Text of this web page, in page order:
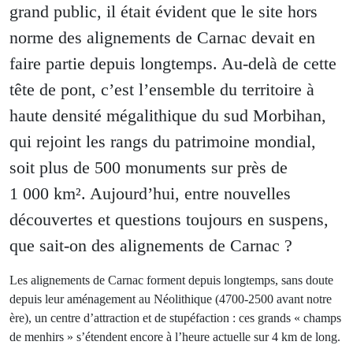
grand public, il était évident que le site hors
norme des alignements de Carnac devait en
faire partie depuis longtemps. Au-delà de cette
tête de pont, c’est l’ensemble du territoire à
haute densité mégalithique du sud Morbihan,
qui rejoint les rangs du patrimoine mondial,
soit plus de 500 monuments sur près de
1 000 km². Aujourd’hui, entre nouvelles
découvertes et questions toujours en suspens,
que sait-on des alignements de Carnac ?
Les alignements de Carnac forment depuis longtemps, sans doute
depuis leur aménagement au Néolithique (4700-2500 avant notre
ère), un centre d’attraction et de stupéfaction : ces grands « champs
de menhirs » s’étendent encore à l’heure actuelle sur 4 km de long.